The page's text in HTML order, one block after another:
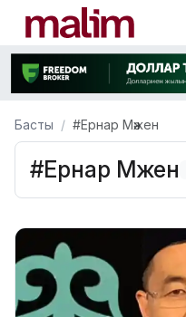
Басты #Ернар Мәжен
#Ернар Мәжен